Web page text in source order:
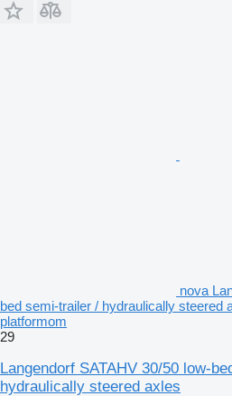
nova
bed semi-trailer / hydraulically steered
platformom
29
Langendorf SATAHV 30/50 low-
hydraulically steered axles